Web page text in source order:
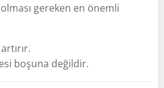
gereken en önemli
boşuna değildir.